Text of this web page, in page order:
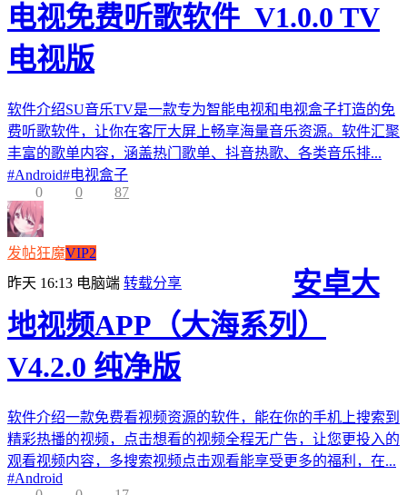
电视免费听歌软件_V1.0.0 TV
电视版
软件介绍SU音乐TV是一款专为智能电视和电视盒子打造的免
费听歌软件，让你在客厅大屏上畅享海量音乐资源。软件汇聚
丰富的歌单内容，涵盖热门歌单、抖音热歌、各类音乐排...
#Android#电视盒子
0
0 87
发帖狂魔VIP2
昨天 16:13 电脑端 转载分享
安卓大
地视频APP（大海系列）
V4.2.0 纯净版
软件介绍一款免费看视频资源的软件，能在你的手机上搜索到
精彩热播的视频，点击想看的视频全程无广告，让您更投入的
观看视频内容，多搜索视频点击观看能享受更多的福利，在...
#Android